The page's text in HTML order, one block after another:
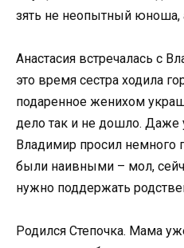
зять не неопытный юноша,
Анастасия встречалась с
это время сестра ходила
подаренное женихом
дело так и не дошло. Даже
Владимир просил немного
были наивными – мол,
нужно поддержать
Родился Степочка. Мама